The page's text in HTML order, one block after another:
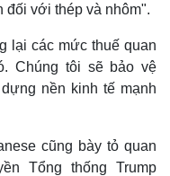
với thép và nhôm".
lại các mức thuế quan
Chúng tôi sẽ bảo vệ
nền kinh tế mạnh
cũng bày tỏ quan
Tổng thống Trump